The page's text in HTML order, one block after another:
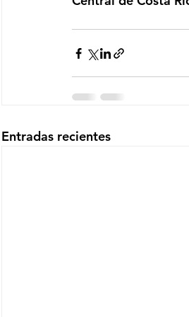
Entradas recientes